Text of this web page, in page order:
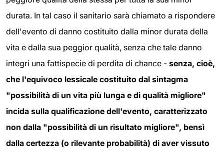
durata. In tal caso il sanitario sarà chiamato a rispondere
dell'evento di danno costituito dalla minor durata della
vita e dalla sua peggior qualità, senza che tale danno
integri una fattispecie di perdita di chance - senza, cioè,
che l'equivoco lessicale costituito dal sintagma
"possibilità di un vita più lunga e di qualità migliore"
incida sulla qualificazione dell'evento, caratterizzato
non dalla "possibilità di un risultato migliore", bensì
dalla certezza (o rilevante probabilità) di aver vissuto